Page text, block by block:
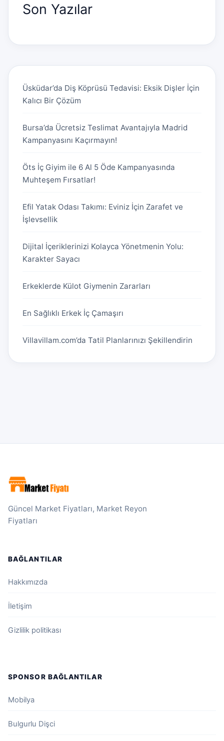
Son Yazılar
Üsküdar’da Diş Köprüsü Tedavisi: Eksik Dişler İçin
Kalıcı Bir Çözüm
Bursa’da Ücretsiz Teslimat Avantajıyla Madrid
Kampanyasını Kaçırmayın!
Öts İç Giyim ile 6 Al 5 Öde Kampanyasında
Muhteşem Fırsatlar!
Efil Yatak Odası Takımı: Eviniz İçin Zarafet ve
İşlevsellik
Dijital İçeriklerinizi Kolayca Yönetmenin Yolu:
Karakter Sayacı
Erkeklerde Külot Giymenin Zararları
En Sağlıklı Erkek İç Çamaşırı
Villavillam.com’da Tatil Planlarınızı Şekillendirin
Güncel Market Fiyatları, Market Reyon
Fiyatları
BAĞLANTILAR
Hakkımızda
İletişim
Gizlilik politikası
SPONSOR BAĞLANTILAR
Mobilya
Bulgurlu Dişci